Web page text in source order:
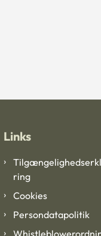
Links
ring
Cookies
Persondatapolitik